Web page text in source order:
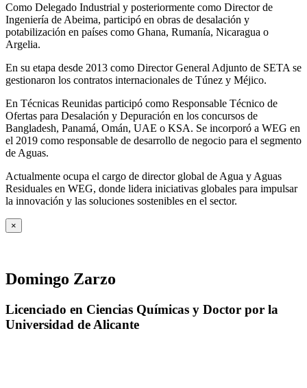
Como Delegado Industrial y posteriormente como Director de
Ingeniería de Abeima, participó en obras de desalación y
potabilización en países como Ghana, Rumanía, Nicaragua o
Argelia.
En su etapa desde 2013 como Director General Adjunto de SETA se
gestionaron los contratos internacionales de Túnez y Méjico.
En Técnicas Reunidas participó como Responsable Técnico de
Ofertas para Desalación y Depuración en los concursos de
Bangladesh, Panamá, Omán, UAE o KSA. Se incorporó a WEG en
el 2019 como responsable de desarrollo de negocio para el segmento
de Aguas.
Actualmente ocupa el cargo de director global de Agua y Aguas
Residuales en WEG, donde lidera iniciativas globales para impulsar
la innovación y las soluciones sostenibles en el sector.
×
Domingo Zarzo
Licenciado en Ciencias Químicas y Doctor por la
Universidad de Alicante